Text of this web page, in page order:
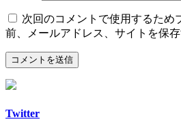
次回のコメントで使用するため
前、メールアドレス、サイトを保存
Twitter